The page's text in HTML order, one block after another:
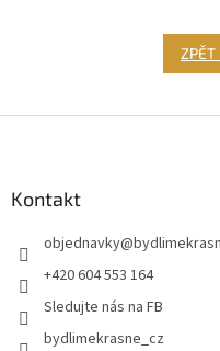
ZPĚT
Kontakt
objednavky@
+420 604 553 164
Sledujte nás na FB
bydlimekrasne_cz